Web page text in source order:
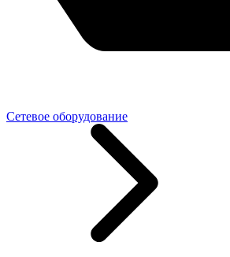
Сетевое оборудование